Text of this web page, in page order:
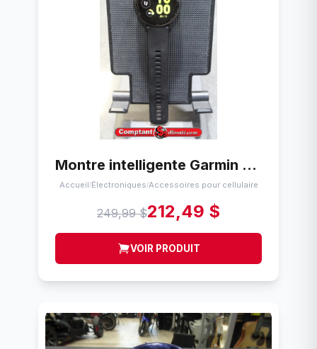
Montre intelligente Garmin Vivo Active 5
Accueil/Électroniques/Accessoires pour cellulaire
249,99 $212,49 $
VOIR PRODUIT